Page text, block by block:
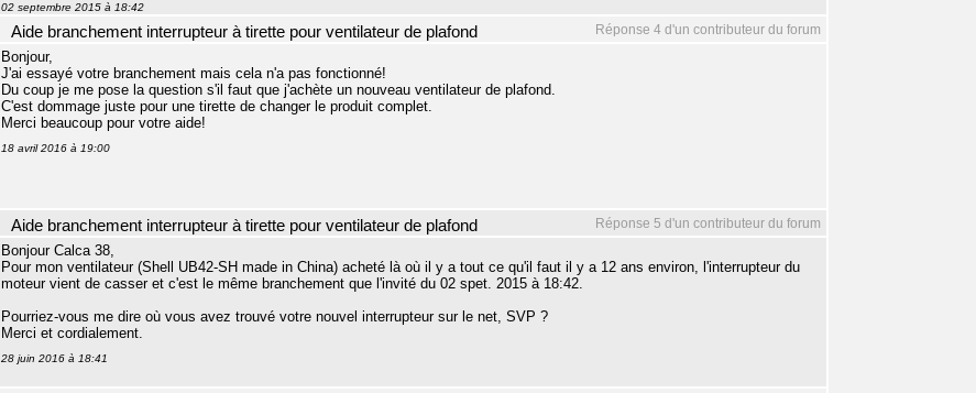
02 septembre 2015 à 18:42
Réponse 4 d'un contributeur du forum
Aide branchement interrupteur à tirette pour ventilateur de plafond
Bonjour,
J'ai essayé votre branchement mais cela n'a pas fonctionné!
Du coup je me pose la question s'il faut que j'achète un nouveau ventilateur de plafond.
C'est dommage juste pour une tirette de changer le produit complet.
Merci beaucoup pour votre aide!
18 avril 2016 à 19:00
Réponse 5 d'un contributeur du forum
Aide branchement interrupteur à tirette pour ventilateur de plafond
Bonjour Calca 38,
Pour mon ventilateur (Shell UB42-SH made in China) acheté là où il y a tout ce qu'il faut il y a 12 ans environ, l'interrupteur du
moteur vient de casser et c'est le même branchement que l'invité du 02 spet. 2015 à 18:42.
Pourriez-vous me dire où vous avez trouvé votre nouvel interrupteur sur le net, SVP ?
Merci et cordialement.
28 juin 2016 à 18:41